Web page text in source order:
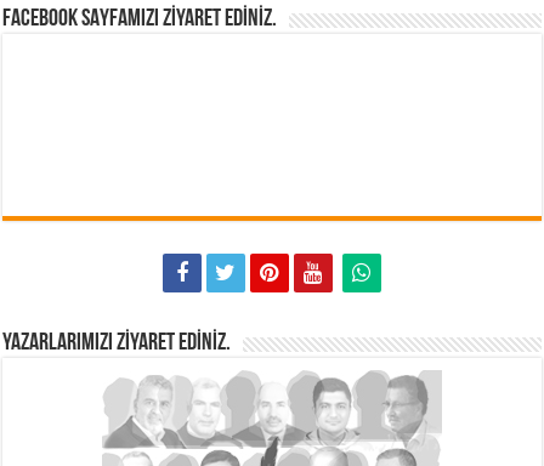
FACEBOOK SAYFAMIZI ZIYARET EDINIZ.
YAZARLARIMIZI ZIYARET EDINIZ.